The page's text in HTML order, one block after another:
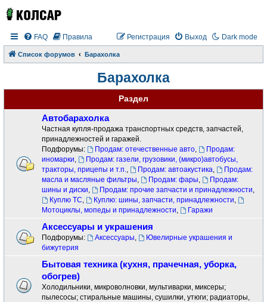
Dark mode
FAQ Правила Выход
Регистрация
Список форумов Барахолка
Барахолка
Раздел
Автобарахолка
Частная купля-продажа транспортных средств, запчастей,
принадлежностей и гаражей.
Подфорумы:
Продам: отечественные авто,
Продам:
иномарки,
Продам: газели, грузовики, (микро)автобусы,
тракторы, прицепы и т.п., Продам: автоакустика,
Продам:
масла и масляные фильтры, Продам: фары,
Продам:
шины и диски, Продам: прочие запчасти и принадлежности,
Куплю ТС, Куплю: шины, запчасти, принадлежности,
Мотоциклы, мопеды и принадлежности, Гаражи
Аксессуары и украшения
Подфорумы: Аксессуары,
Ювелирные украшения и
бижутерия
Бытовая техника (кухня, прачечная, уборка,
обогрев)
Холодильники, микроволновки, мультиварки, миксеры;
пылесосы; стиральные машины, сушилки, утюги; радиаторы,